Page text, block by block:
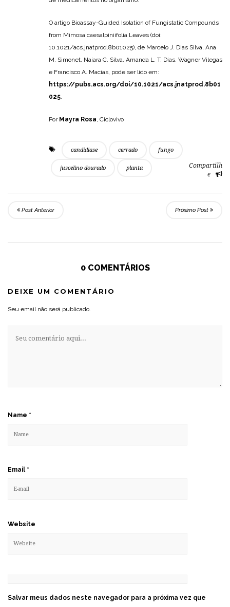
O artigo Bioassay-Guided Isolation of Fungistatic Compounds
from Mimosa caesalpiniifolia Leaves (doi:
10.1021/acs.jnatprod.8b01025), de Marcelo J. Dias Silva, Ana
M. Simonet, Naiara C. Silva, Amanda L. T. Dias, Wagner Vilegas
e Francisco A. Macías, pode ser lido em:
https://pubs.acs.org/doi/10.1021/acs.jnatprod.8b01
025
Por Mayra Rosa , Ciclovivo
candidiase cerrado fungo
juscelino dourado planta
Compartilh
e
Post Anterior Próximo Post
0 COMENTÁRIOS
DEIXE UM COMENTÁRIO
Seu email não será publicado.
Name *
Email *
Website
Salvar meus dados neste navegador para a próxima vez que